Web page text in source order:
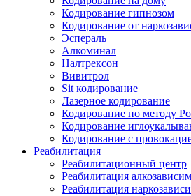
Кодирование гипнозом
Кодирование от
Эспераль
Алкоминал
Налтрексон
Вивитрол
Sit кодирование
Лазерное кодирование
Кодирование по методу
Кодирование
Кодирование с
Реабилитация
Реабилитационный центр
Реабилитация
Реабилитация